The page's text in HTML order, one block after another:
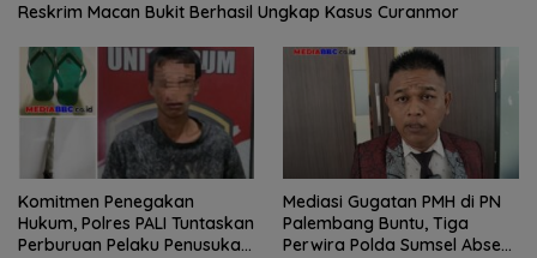
Reskrim Macan Bukit Berhasil Ungkap Kasus Curanmor
Komitmen Penegakan
Hukum, Polres PALI Tuntaskan
Perburuan Pelaku Penusukan
Mediasi Gugatan PMH di PN
Palembang Buntu, Tiga
Perwira Polda Sumsel Absen,